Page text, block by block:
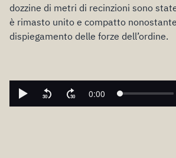
dozzine di metri di recinzioni sono
è rimasto unito e compatto
dispiegamento delle forze dell’ordine.